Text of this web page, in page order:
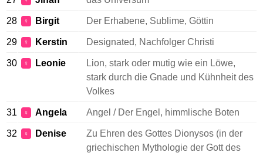
28 ♀ Birgit Der Erhabene, Sublime, Göttin
29 ♀ Kerstin Designated, Nachfolger Christi
30 ♀ Leonie
Lion, stark oder mutig wie ein Löwe,
stark durch die Gnade und Kühnheit des
Volkes
31 ♀ Angela Angel / Der Engel, himmlische Boten
32 ♀ Denise
Zu Ehren des Gottes Dionysos (in der
griechischen Mythologie der Gott des